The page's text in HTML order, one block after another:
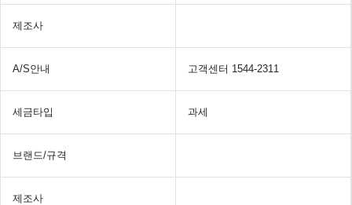
제조사
A/S안내 고객센터 1544-2311
세금타입 과세
브랜드/규격
제조사